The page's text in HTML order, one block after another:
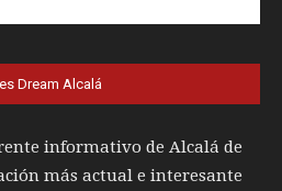
Dream Alcalá
informativo de Alcalá de
más actual e interesante